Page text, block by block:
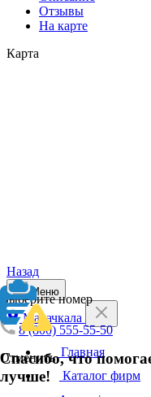
Отзывы
На карте
Карта
Назад
Выберите номер
8 (800) 555-55-50
Отменить
Спасибо, что
лучше!
Меню
Махачкала
Главная
Каталог фирм